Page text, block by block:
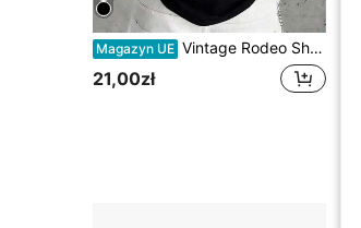
Magazyn UE Vintage Rodeo Show Texas Pecos Cowboy, Odzież męska, Koszulka męska, Styl unisex, Odzież świąteczna, Odzież męska letnia, Odzież codzienna, Prezent dla chłopaka, Koszulka z nadrukiem, Bluzki letnie
21,00zł